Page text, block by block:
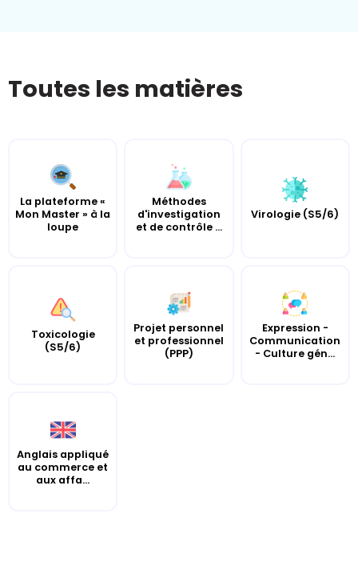
Toutes les matières
La plateforme «
Mon Master » à la
loupe
Méthodes
d'investigation
et de contrôle ...
Virologie (S5/6)
Toxicologie
(S5/6)
Projet personnel
et professionnel
(PPP)
Expression -
Communication
- Culture gén...
Anglais appliqué
au commerce et
aux affa...